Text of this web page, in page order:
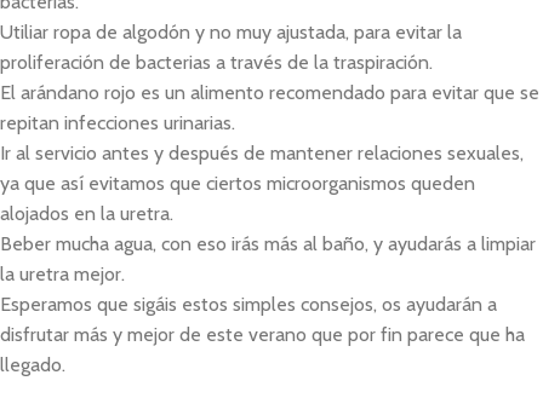
Utiliar ropa de algodón y no muy ajustada, para evitar la
proliferación de bacterias a través de la traspiración.
El arándano rojo es un alimento recomendado para evitar que se
repitan infecciones urinarias.
Ir al servicio antes y después de mantener relaciones sexuales,
ya que así evitamos que ciertos microorganismos queden
alojados en la uretra.
Beber mucha agua, con eso irás más al baño, y ayudarás a limpiar
la uretra mejor.
Esperamos que sigáis estos simples consejos, os ayudarán a
disfrutar más y mejor de este verano que por fin parece que ha
llegado.